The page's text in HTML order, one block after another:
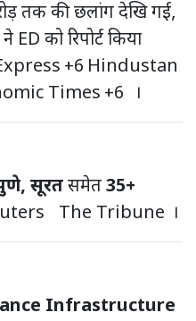
तक की छलांग देखि गई,
को रिपोर्ट किया
+6 Hindustan
Times +6 ।
सूरतसमेत35+
The Tribune ।
Infrastructure